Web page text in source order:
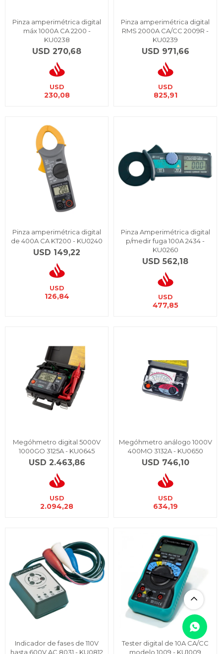
Pinza amperimétrica digital
máx 1000A CA 2200 -
KU0238
USD 270,68
USD
230,08
Pinza amperimétrica digital
RMS 2000A CA/CC 2009R -
KU0239
USD 971,66
USD
825,91
Pinza amperimétrica digital
de 400A CA KT200 - KU0240
USD 149,22
USD
126,84
Pinza Amperimétrica digital
p/medir fuga 100A 2434 -
KU0260
USD 562,18
USD
477,85
Megóhmetro digital 5000V
1000GO 3125A - KU0645
USD 2.463,86
USD
2.094,28
Megóhmetro análogo 1000V
400MO 3132A - KU0650
USD 746,10
USD
634,19
Indicador de fases de 110V
hasta 600V AC 8031 - KU0812
Tester digital de 10A CA/CC
modelo 1009 - KU1009